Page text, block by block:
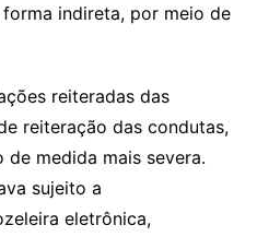
indireta, por meio de
reiteradas das
reiteração das condutas,
medida mais severa.
sujeito a
eletrônica,